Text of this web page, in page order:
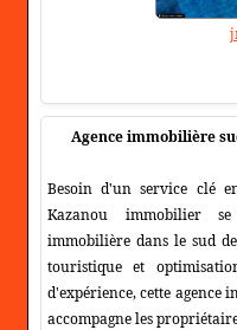
Agence immobilière
Besoin d'un service clé
Kazanou immobilier
immobilière dans le sud
touristique et
d'expérience, cette agence
accompagne les